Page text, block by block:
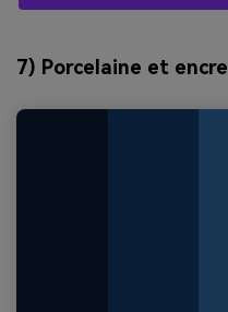
7) Porcelaine et encre